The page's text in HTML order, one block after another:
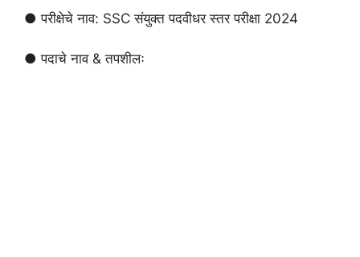
● परीक्षेचे नाव: SSC संयुक्त पदवीधर स्तर परीक्षा 2024
● पदाचे नाव & तपशीलः